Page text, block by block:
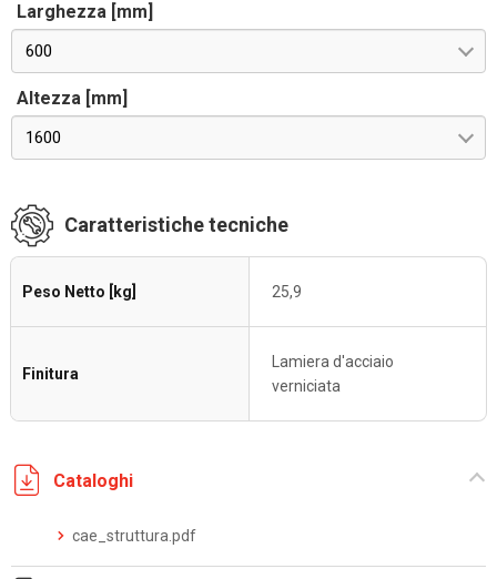
Larghezza [mm]
600
Altezza [mm]
1600
Caratteristiche tecniche
Peso Netto [kg] 25,9
Finitura
Lamiera d'acciaio
verniciata
Cataloghi
cae_struttura.pdf